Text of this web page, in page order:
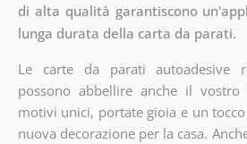
di alta qualità garantiscono
lunga durata della carta da parati.
Le carte da parati autoadesive
possono abbellire anche il vostro
motivi unici, portate gioia e un
nuova decorazione per la casa.